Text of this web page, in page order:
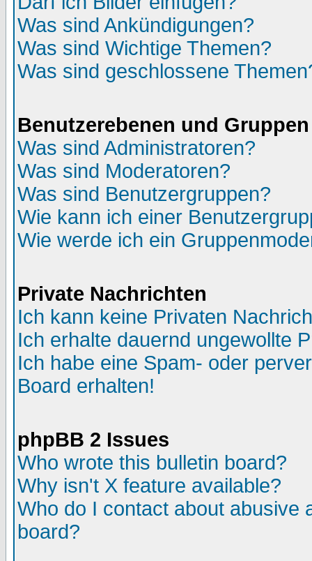
Was sind Ankündigungen?
Was sind Wichtige Themen?
Was sind geschlossene
Benutzerebenen und Gruppen
Was sind Administratoren?
Was sind Moderatoren?
Was sind Benutzergruppen?
Wie kann ich einer
Wie werde ich ein
Private Nachrichten
Ich kann keine Privaten
Ich erhalte dauernd ungewollte
Ich habe eine Spam- oder
Board erhalten!
phpBB 2 Issues
Who wrote this bulletin board?
Why isn't X feature available?
Who do I contact about abusive
board?